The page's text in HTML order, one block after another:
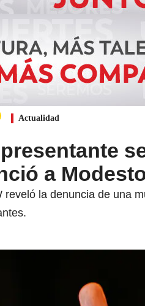
Actualidad
a
reveló la denuncia de una